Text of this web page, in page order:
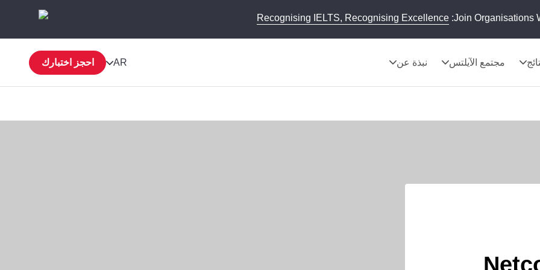
Join Organisations
Recognising IELTS, Recognising Excellence
مجتمع الآيلتس نبذة عن AR احجز اختبارك